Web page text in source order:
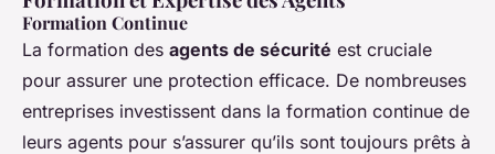
Formation Continue
La formation des agents de sécurité est cruciale
pour assurer une protection efficace. De nombreuses
entreprises investissent dans la formation continue de
leurs agents pour s’assurer qu’ils sont toujours prêts à